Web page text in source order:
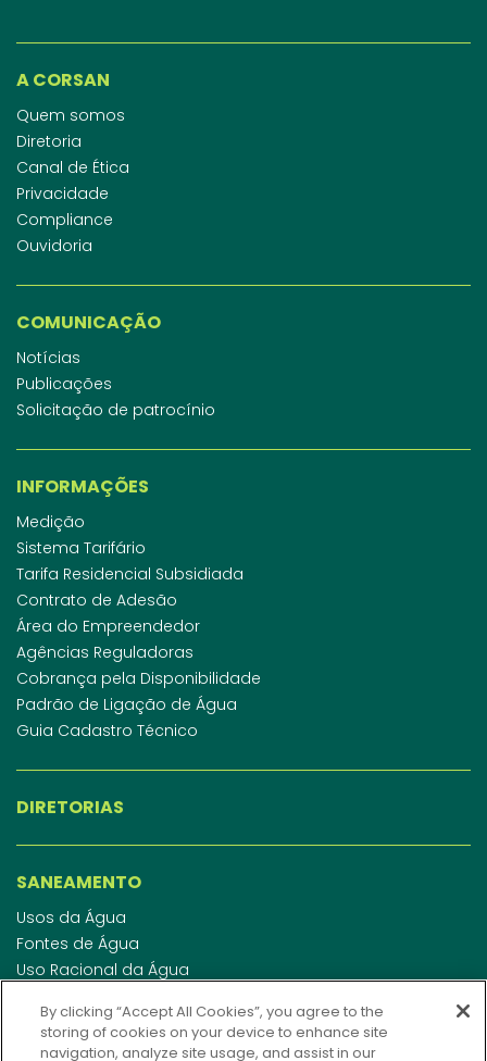
A CORSAN
Quem somos
Diretoria
Canal de Ética
Privacidade
Compliance
Ouvidoria
COMUNICAÇÃO
Notícias
Publicações
Solicitação de patrocínio
INFORMAÇÕES
Medição
Sistema Tarifário
Tarifa Residencial Subsidiada
Contrato de Adesão
Área do Empreendedor
Agências Reguladoras
Cobrança pela Disponibilidade
Padrão de Ligação de Água
Guia Cadastro Técnico
DIRETORIAS
SANEAMENTO
Usos da Água
Fontes de Água
Uso Racional da Água
Esgotamento Sanitário
Regulamento de Água e Esgoto
By clicking “Accept All Cookies”, you agree to the
storing of cookies on your device to enhance site
navigation, analyze site usage, and assist in our